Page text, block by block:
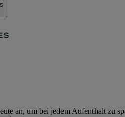
an, um bei jedem Aufenthalt zu